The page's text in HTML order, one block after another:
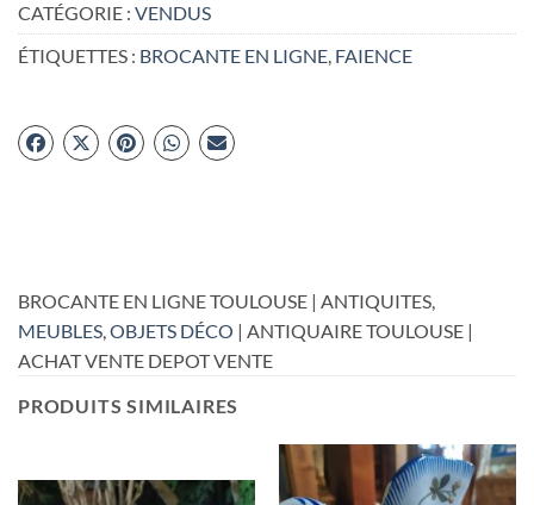
CATÉGORIE : VENDUS
ÉTIQUETTES : BROCANTE EN LIGNE, FAIENCE
BROCANTE EN LIGNE TOULOUSE | ANTIQUITES,
MEUBLES,OBJETS DÉCO | ANTIQUAIRE TOULOUSE |
ACHAT VENTE DEPOT VENTE
PRODUITS SIMILAIRES